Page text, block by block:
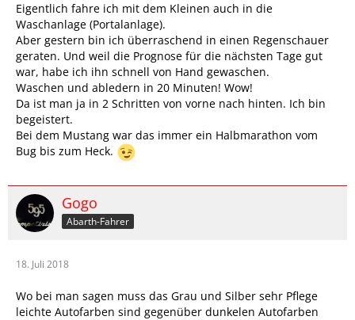
Eigentlich fahre ich mit dem Kleinen auch in die
Waschanlage (Portalanlage).
Aber gestern bin ich überraschend in einen Regenschauer
geraten. Und weil die Prognose für die nächsten Tage gut
war, habe ich ihn schnell von Hand gewaschen.
Waschen und abledern in 20 Minuten! Wow!
Da ist man ja in 2 Schritten von vorne nach hinten. Ich bin
begeistert.
Bei dem Mustang war das immer ein Halbmarathon vom
Bug bis zum Heck.
Gogo
Abarth-Fahrer
18. Juli 2018
Wo bei man sagen muss das Grau und Silber sehr Pflege
leichte Autofarben sind gegenüber dunkelen Autofarben